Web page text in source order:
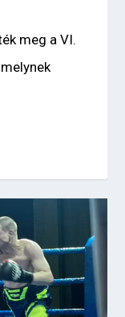
meg a VI.